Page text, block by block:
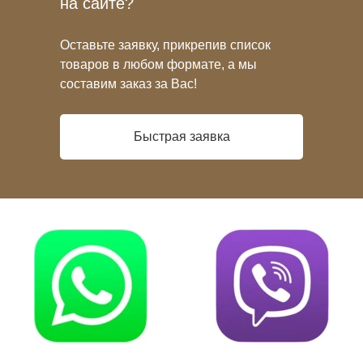
на сайте?
Оставьте заявку, прикрепив список
товаров в любом формате, а мы
составим заказ за Вас!
Быстрая заявка